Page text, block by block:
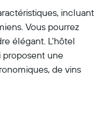
incluant
Vous pourrez
élégant. L'hôtel
proposent une
de vins